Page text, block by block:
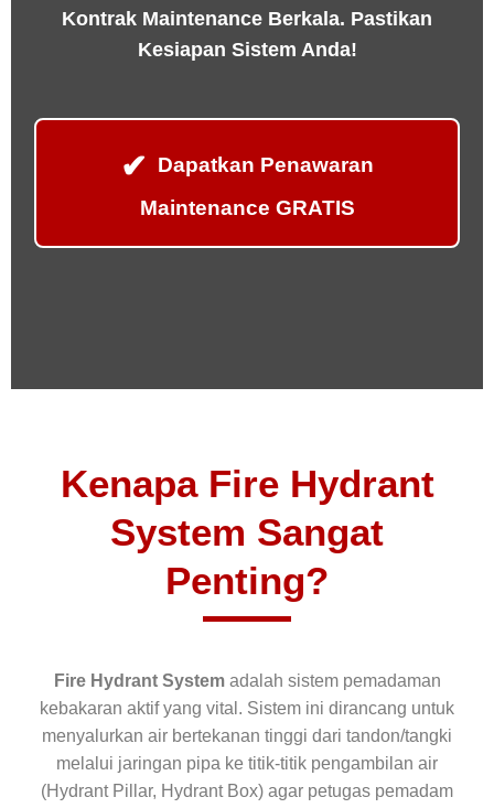
Kontrak Maintenance Berkala. Pastikan
Kesiapan Sistem Anda!
✔
Dapatkan Penawaran
Maintenance GRATIS
Kenapa Fire Hydrant
System Sangat
Penting?
Fire Hydrant Systemadalah sistem pemadaman
kebakaran aktif yang vital. Sistem ini dirancang untuk
menyalurkan air bertekanan tinggi dari tandon/tangki
melalui jaringan pipa ke titik-titik pengambilan air
(Hydrant Pillar, Hydrant Box) agar petugas pemadam